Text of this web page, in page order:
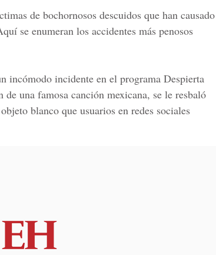
de bochornosos descuidos que han causado
se enumeran los accidentes más penosos
incómodo incidente en el programa Despierta
una famosa canción mexicana, se le resbaló
blanco que usuarios en redes sociales